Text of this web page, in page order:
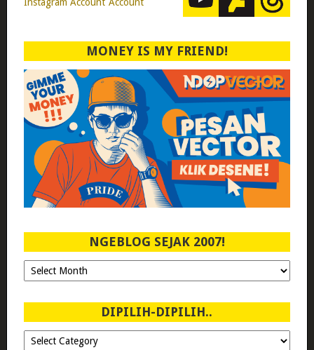
MONEY IS MY FRIEND!
NGEBLOG SEJAK 2007!
Ngeblog
Sejak
DIPILIH-DIPILIH..
Dipilih-